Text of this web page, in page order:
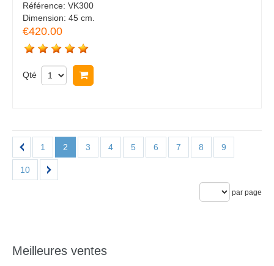
Référence: VK300
Dimension: 45 cm.
€420.00
Qté
1 2 3 4 5 6 7 8 9
10
par page
Meilleures ventes